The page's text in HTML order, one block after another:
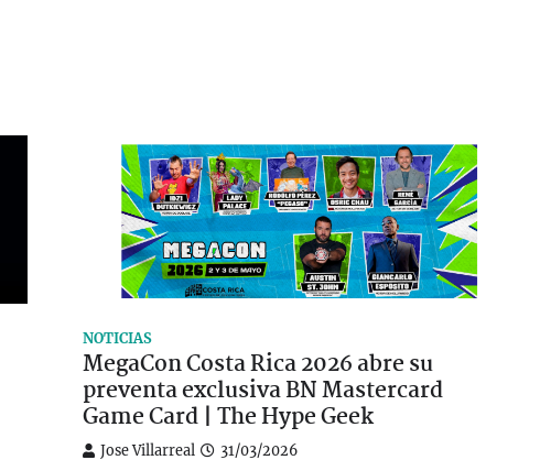
NOTICIAS
MegaCon Costa Rica 2026 abre su
preventa exclusiva BN Mastercard
Game Card | The Hype Geek
Jose Villarreal 31/03/2026